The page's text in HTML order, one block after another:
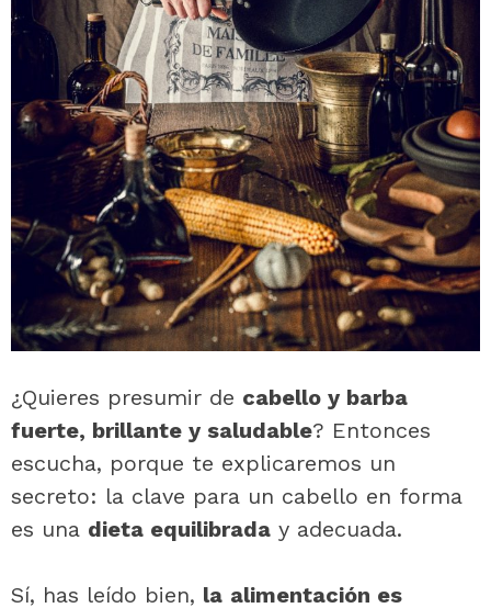
¿Quieres presumir de cabello y barba
fuerte, brillante y saludable? Entonces
escucha, porque te explicaremos un
secreto: la clave para un cabello en forma
es una dieta equilibrada y adecuada.
Sí, has leído bien, la alimentación es